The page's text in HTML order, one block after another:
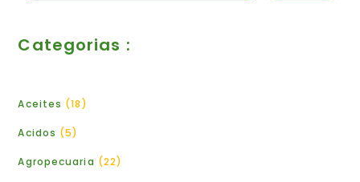
Categorias :
Aceites 18
Acidos 5
Agropecuaria 22